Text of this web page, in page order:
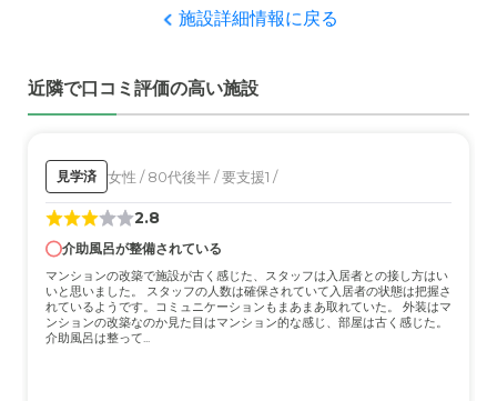
介護医療サービスについて
う。
今回は家族と車で行ったので特に不便さを感じることはな
かったので、何も感じなかった。
料金費用について
料金はサービスによってかわるとは思うが、説明を受けた
段階では特別安くもなく高いとも思わなかった。
施設詳細情報に戻る
近隣で口コミ評価の高い施設
見学済 女性 / 80代後半 / 要支援1 /
2.8
介助風呂が整備されている
マンションの改築で施設が古く感じた、スタッフは入居者との接し方はい
いと思いました。 スタッフの人数は確保されていて入居者の状態は把握さ
れているようです。コミュニケーションもまあまあ取れていた。 外装はマ
ンションの改築なのか見た目はマンション的な感じ、部屋は古く感じた。
介助風呂は整って...